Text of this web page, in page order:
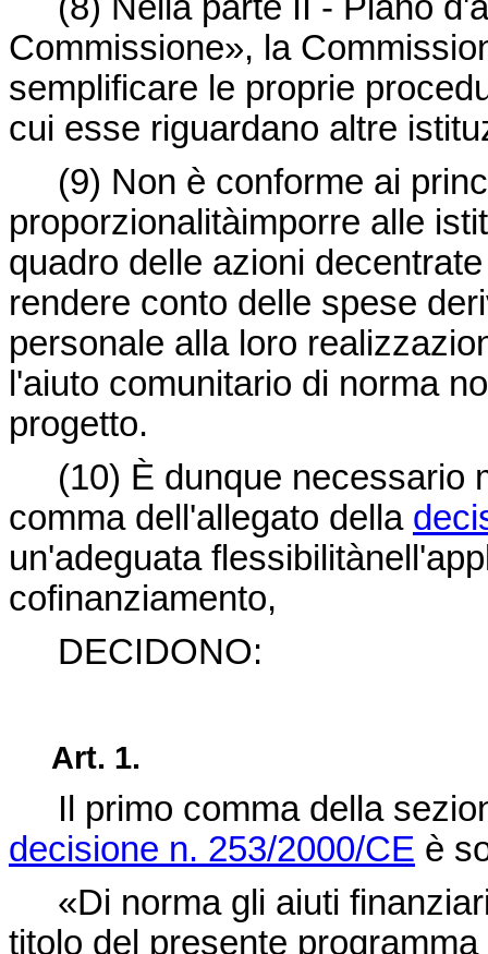
Commissione», la
semplificare le proprie
cui esse riguardano altre
(9) Non è conforme ai
proporzionalitàimporre alle
quadro delle azioni
rendere conto delle spese
personale alla loro
l'aiuto comunitario di norma
progetto.
(10) È dunque necessario
comma dell'allegato della
un'adeguata
cofinanziamento,
DECIDONO:
Art. 1.
Il primo comma della
decisione n. 253/2000/CE è
«Di norma gli aiuti
titolo del presente